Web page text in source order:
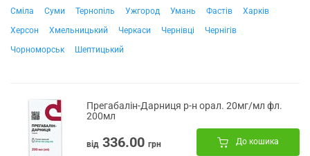
Сміла
Суми Тернопіль Ужгород Умань Фастів
Харків
Херсон
Хмельницький Черкаси Чернівці
Чернігів
Чорноморськ
Шептицький
Прегабалін-Дарниця р-н орал. 20мг/мл фл.
200мл
від 336.00 грн До кошика